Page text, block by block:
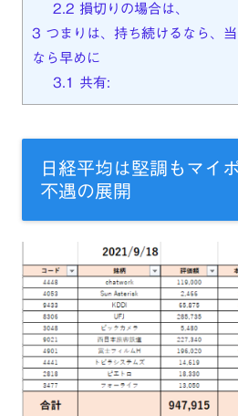
2.2 損切りの場合は、
3 つまりは、持ち続けるなら、
なら早めに
3.1
共有:
日経平均は堅調もマイ
不遇の展開